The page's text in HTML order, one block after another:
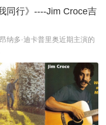
同行》----Jim Croce吉
纳多·迪卡普里奥近期主演的